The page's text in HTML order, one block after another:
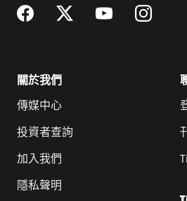
關於我們
傳媒中心
投資者查詢
加入我們
隱私聲明